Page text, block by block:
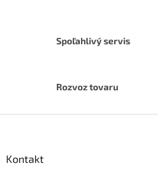
Spoľahlivý servis
Rozvoz tovaru
Kontakt